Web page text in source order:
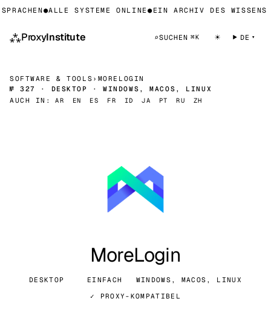
●ALLE SYSTEME ONLINE●EIN ARCHIV DES WISSENS
⁂ProxyInstitute ⌕SUCHEN ⌘K ☀ DE
SOFTWARE & TOOLS › MORELOGIN
№ 327 · DESKTOP · WINDOWS, MACOS, LINUX
AUCH IN:
AR EN ES FR ID JA PT RU ZH
MoreLogin
DESKTOP EINFACH
WINDOWS, MACOS, LINUX
✓ PROXY-KOMPATIBEL